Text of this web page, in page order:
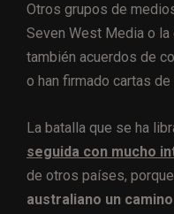
Otros grupos de
Seven West Media o la
también acuerdos de
o han firmado cartas
La batalla que se ha
seguida con mucho
de otros países, porque
australiano un